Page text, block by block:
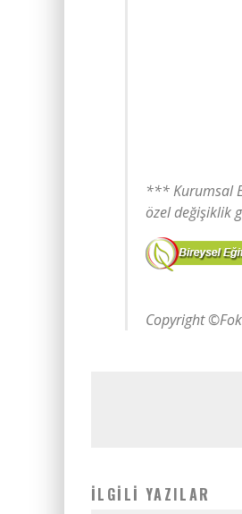
*** Kurumsal
özel değişiklik
Copyright
İLGILI YAZILAR